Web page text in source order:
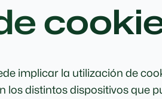
implicar la utilización de
los distintos dispositivos que